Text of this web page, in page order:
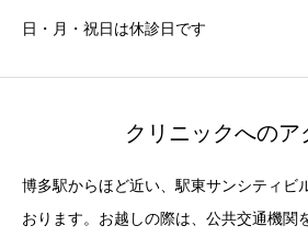
日・月・祝日は休診日です
クリニックへのア
博多駅からほど近い、駅東サンシティビ
おります。お越しの際は、公共交通機関